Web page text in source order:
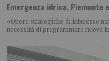
Emergenza idrica, Piemonte
«Opere strategiche di interesse
necessità di programmare nuove